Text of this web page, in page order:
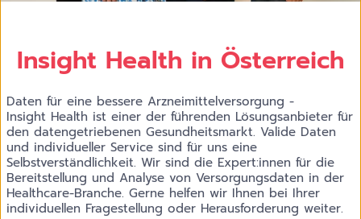
Insight Health in Österreich
Daten für eine bessere Arzneimittelversorgung -
Insight Health ist einer der führenden Lösungsanbieter für
den datengetriebenen Gesundheitsmarkt. Valide Daten
und individueller Service sind für uns eine
Selbstverständlichkeit. Wir sind die Expert:innen für die
Bereitstellung und Analyse von Versorgungsdaten in der
Healthcare-Branche. Gerne helfen wir Ihnen bei Ihrer
individuellen Fragestellung oder Herausforderung weiter.